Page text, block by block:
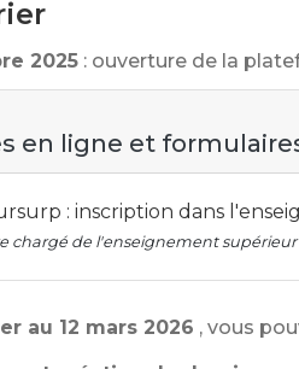
2025 : ouverture de la
en ligne et
: inscription dans
chargé de l'enseignement
au 12 mars 2026 , vous